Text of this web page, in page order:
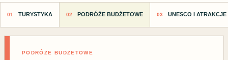
TURYSTYKA PODRÓŻE BUDŻETOWE UNESCO I
PODRÓŻE BUDŻETOWE